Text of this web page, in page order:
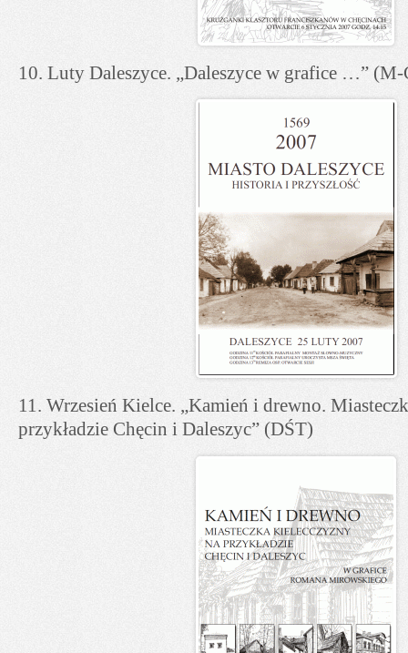
10. Luty Daleszyce. „Daleszyce w grafice …”
11. Wrzesień Kielce. „Kamień i drewno.
przykładzie Chęcin i Daleszyc” (DŚT)